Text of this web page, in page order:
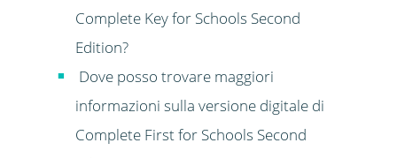
Complete Key for Schools Second
Edition?
Dove posso trovare maggiori
informazioni sulla versione digitale di
Complete First for Schools Second